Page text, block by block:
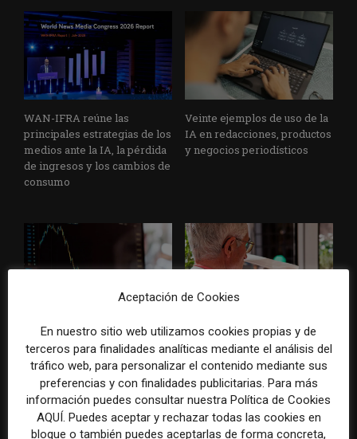
WAN-IFRA reúne las
principales estrategias de los
medios ante la IA, la pérdida
de ingresos y los cambios de
consumo
Veinte ejemplos de uso de la
IA en redacciones, productos
y negocios periodísticos
La bolsa ha borrado hasta el
98% del valor de algunos
grandes grupos de prensa
tradicionales
Los medios tienen audiencia,
pero no siempre comunidad:
cómo activar a los lectores
que siguen las noticias en
silencio
Aceptación de Cookies
En nuestro sitio web utilizamos cookies propias y de
terceros para finalidades analíticas mediante el análisis del
tráfico web, para personalizar el contenido mediante sus
preferencias y con finalidades publicitarias. Para más
información puedes consultar nuestra Política de Cookies
AQUÍ. Puedes aceptar y rechazar todas las cookies en
bloque o también puedes aceptarlas de forma concreta,